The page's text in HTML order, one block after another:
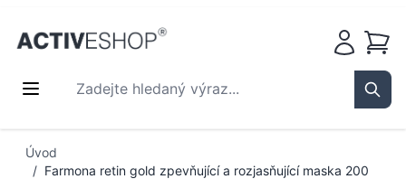
Zadejte hledaný výraz...
Košík
Úvod
/ Farmona retin gold zpevňující a rozjasňující maska 200